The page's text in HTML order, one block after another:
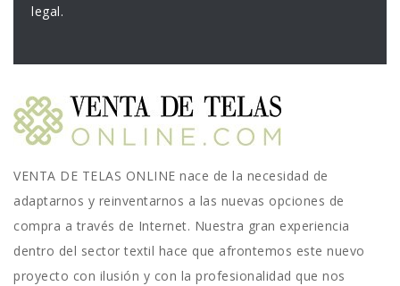
legal.
VENTA DE TELAS ONLINE nace de la necesidad de
adaptarnos y reinventarnos a las nuevas opciones de
compra a través de Internet. Nuestra gran experiencia
dentro del sector textil hace que afrontemos este nuevo
proyecto con ilusión y con la profesionalidad que nos